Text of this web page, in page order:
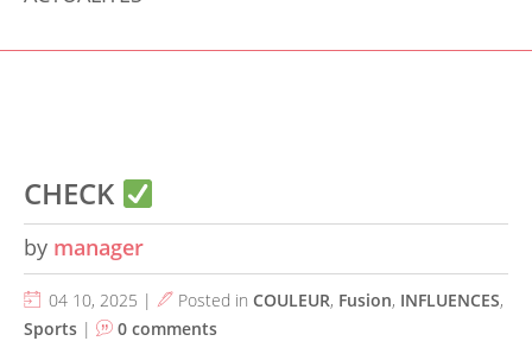
CHECK
by manager
04 10, 2025 | Posted in COULEUR, Fusion, INFLUENCES,
Sports | 0 comments